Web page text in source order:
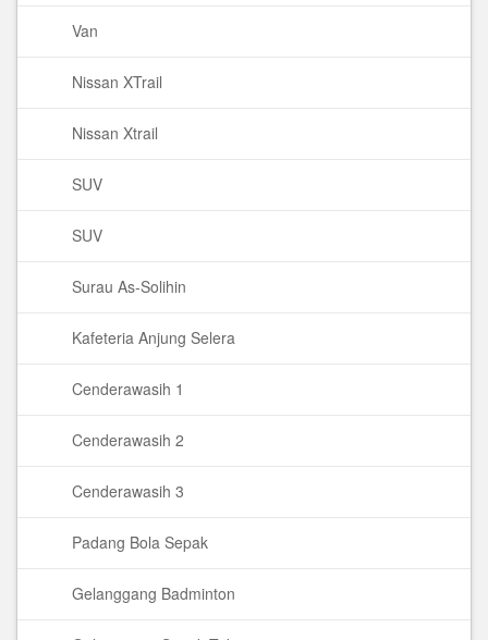
Van
Nissan XTrail
Nissan Xtrail
SUV
SUV
Surau As-Solihin
Kafeteria Anjung Selera
Cenderawasih 1
Cenderawasih 2
Cenderawasih 3
Padang Bola Sepak
Gelanggang Badminton